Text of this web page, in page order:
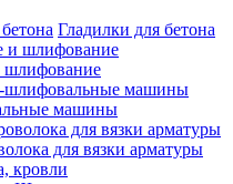
Гладилки для бетона
шлифование
шлифовальные машины
машины
для вязки арматуры
кровли